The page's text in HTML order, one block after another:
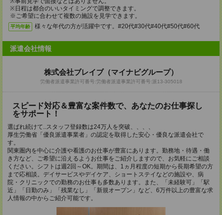
※日程は都合のいいタイミングで調整できます。
※ご希望に合わせて複数の施設を見学できます。
平均年齢 様々な年代の方が活躍中です。#20代#30代#40代#50代#60代
派遣会社情報
株式会社ブレイブ（マイナビグループ）
労働者派遣事業許可番号:労働者派遣事業許可番号:派13-305018
スピード対応＆豊富な案件数で、あなたのお仕事探し
をサポート！
選ばれ続けて..スタッフ登録数は24万人を突破、、、、
厚生労働省「優良派遣事業者」の認定を取得した安心・優良な派遣会社で
す。
関東圏内を中心に介護や看護のお仕事が豊富にあります。勤務地・待遇・働
き方など、ご希望に沿えるようお仕事をご紹介しますので、お気軽にご相談
ください。シフトは週2回～OK。期間は、1ヵ月程度の短期から長期希望の方
まで応相談。デイサービスやデイケア、ショートステイなどの施設や、病
院・クリニックでの勤務のお仕事も多数あります。また、「未経験可」「駅
近」「日勤のみ」「残業なし」「新規オープン」など、6万件以上の豊富な求
人情報の中からご紹介可能です。